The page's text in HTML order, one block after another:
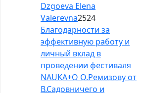
Dzgoeva Elena
Valerevna2524
Благодарности за
эффективную работу и
личный вклад в
проведении фестиваля
NAUKA+O О.Ремизову от
В.Садовничего и